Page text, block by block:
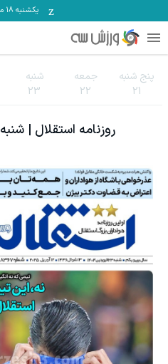
یکشنبه ۱۸ مرداد
پنج شنبه
21
جمعه
22
شنبه
23
روزنامه استقلال |شنبه 23 فروردين 1404